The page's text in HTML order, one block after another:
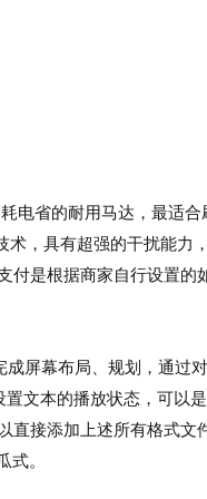
电省的耐用马达，最适合
术，具有超强的干扰能力
付是根据商家自行设置的
屏幕布局、规划，通过
文本的播放状态，可以
直接添加上述所有格式文
。